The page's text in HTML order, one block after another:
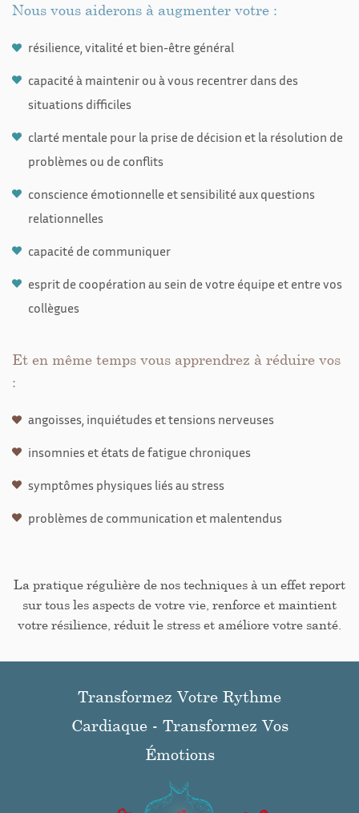
Nous vous aiderons à augmenter votre :
résilience, vitalité et bien-être général
capacité à maintenir ou à vous recentrer dans des
situations difficiles
clarté mentale pour la prise de décision et la résolution de
problèmes ou de conflits
conscience émotionnelle et sensibilité aux questions
relationnelles
capacité de communiquer
esprit de coopération au sein de votre équipe et entre vos
collègues
Et en même temps vous apprendrez à réduire vos
:
angoisses, inquiétudes et tensions nerveuses
insomnies et états de fatigue chroniques
symptômes physiques liés au stress
problèmes de communication et malentendus
La pratique régulière de nos techniques à un effet report
sur tous les aspects de votre vie, renforce et maintient
votre résilience, réduit le stress et améliore votre santé.
Transformez Votre Rythme
Cardiaque - Transformez Vos
Émotions